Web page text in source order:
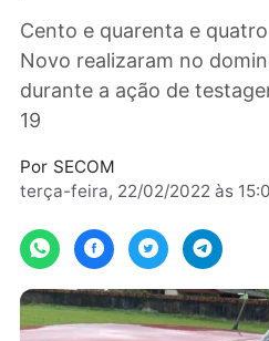
Cento e quarenta e
Novo realizaram no
durante a ação de
19
terça-feira, 22/02/2022 às